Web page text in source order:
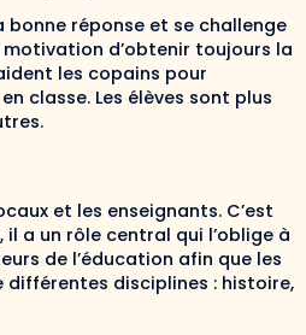
bonne réponse et se challenge
d’obtenir toujours la
les copains pour
classe. Les élèves sont plus
et les enseignants. C’est
il a un rôle central qui l’oblige à
de l’éducation afin que les
différentes disciplines : histoire,